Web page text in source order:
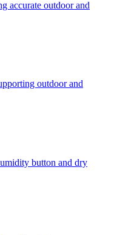
accurate outdoor and
outdoor and
button and dry